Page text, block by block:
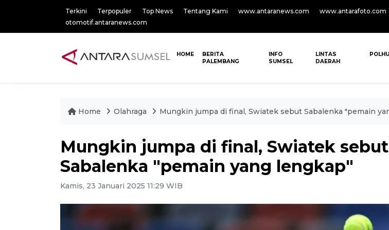
Terkini Terpopuler Top News Tentang Kami www.antaranews.com
www.antarafoto.com
otomotif.antaranews.com
HOME
BERITA
PALEMBANG
INFO
SUMSEL
LINTAS
DAERAH
Home Olahraga Mungkin jumpa di final, Swiatek sebut Sabalenka "pemain
Mungkin jumpa di final, Swiatek sebut
Sabalenka "pemain yang lengkap"
Kamis, 23 Januari 2025 11:29 WIB